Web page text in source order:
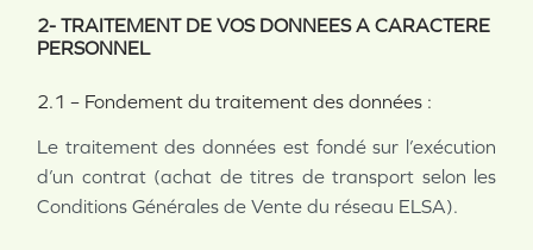
2- TRAITEMENT DE VOS DONNEES A CARACTERE
PERSONNEL
2.1 – Fondement du traitement des données :
Le traitement des données est fondé sur l’exécution
d’un contrat (achat de titres de transport selon les
Conditions Générales de Vente du réseau ELSA).